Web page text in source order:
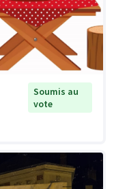
Soumis au
vote